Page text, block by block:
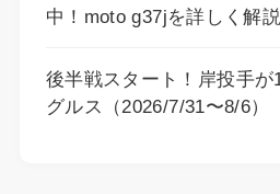
中！moto g37jを詳しく解説
後半戦スタート！岸投手が
グルス（2026/7/31〜8/6）